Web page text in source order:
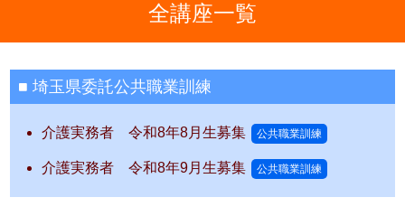
全講座一覧
埼玉県委託公共職業訓練
介護実務者 令和8年8月生募集 公共職業訓練
介護実務者 令和8年9月生募集 公共職業訓練